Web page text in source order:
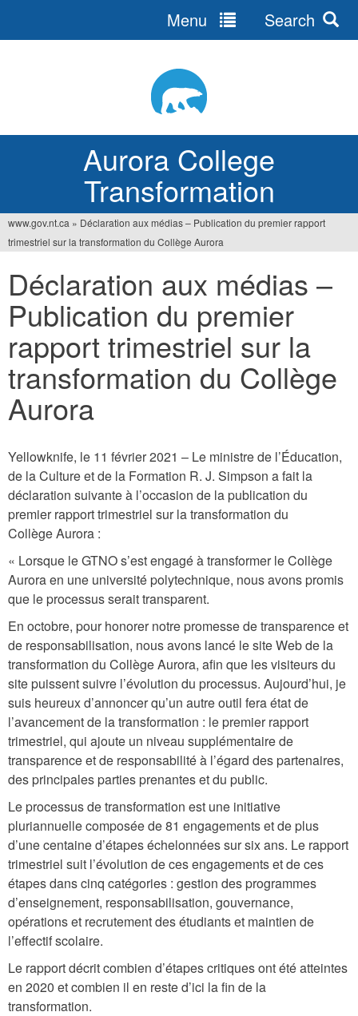
Aurora College
Transformation
Menu Search
You
are
here
www.gov.nt.ca » Déclaration aux médias – Publication du premier rapport
trimestriel sur la transformation du Collège Aurora
Déclaration aux médias –
Publication du premier
rapport trimestriel sur la
transformation du Collège
Aurora
Yellowknife, le 11 février 2021 – Le ministre de l’Éducation,
de la Culture et de la Formation R. J. Simpson a fait la
déclaration suivante à l’occasion de la publication du
premier rapport trimestriel sur la transformation du
Collège Aurora :
« Lorsque le GTNO s’est engagé à transformer le Collège
Aurora en une université polytechnique, nous avons promis
que le processus serait transparent.
En octobre, pour honorer notre promesse de transparence et
de responsabilisation, nous avons lancé le site Web de la
transformation du Collège Aurora, afin que les visiteurs du
site puissent suivre l’évolution du processus. Aujourd’hui, je
suis heureux d’annoncer qu’un autre outil fera état de
l’avancement de la transformation : le premier rapport
trimestriel, qui ajoute un niveau supplémentaire de
transparence et de responsabilité à l’égard des partenaires,
des principales parties prenantes et du public.
Le processus de transformation est une initiative
pluriannuelle composée de 81 engagements et de plus
d’une centaine d’étapes échelonnées sur six ans. Le rapport
trimestriel suit l’évolution de ces engagements et de ces
étapes dans cinq catégories : gestion des programmes
d’enseignement, responsabilisation, gouvernance,
opérations et recrutement des étudiants et maintien de
l’effectif scolaire.
Le rapport décrit combien d’étapes critiques ont été atteintes
en 2020 et combien il en reste d’ici la fin de la
transformation.